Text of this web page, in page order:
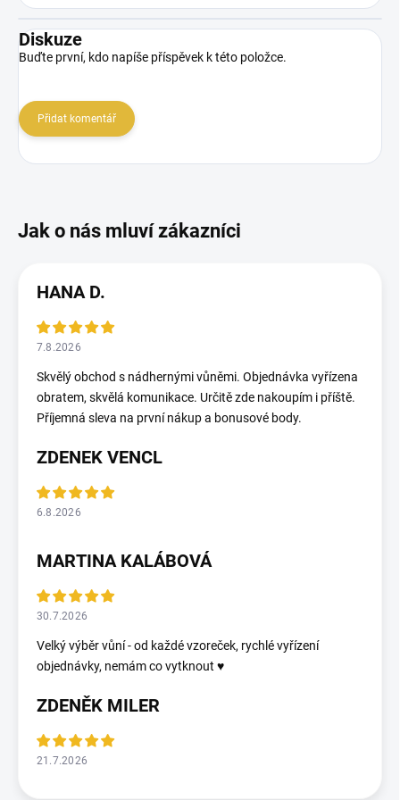
Diskuze
Buďte první, kdo napíše příspěvek k této položce.
Přidat komentář
HANA D.
7.8.2026
Skvělý obchod s nádhernými vůněmi. Objednávka vyřízena
obratem, skvělá komunikace. Určitě zde nakoupím i příště.
Příjemná sleva na první nákup a bonusové body.
ZDENEK VENCL
6.8.2026
MARTINA KALÁBOVÁ
30.7.2026
Velký výběr vůní - od každé vzoreček, rychlé vyřízení
objednávky, nemám co vytknout ♥️
ZDENĚK MILER
21.7.2026